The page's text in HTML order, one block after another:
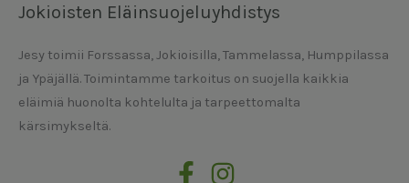
Jokioisten Eläinsuojeluyhdistys
Jesy toimii Forssassa, Jokioisilla, Tammelassa, Humppilassa
ja Ypäjällä. Toimintamme tarkoitus on suojella kaikkia
eläimiä huonolta kohtelulta ja tarpeettomalta
kärsimykseltä.